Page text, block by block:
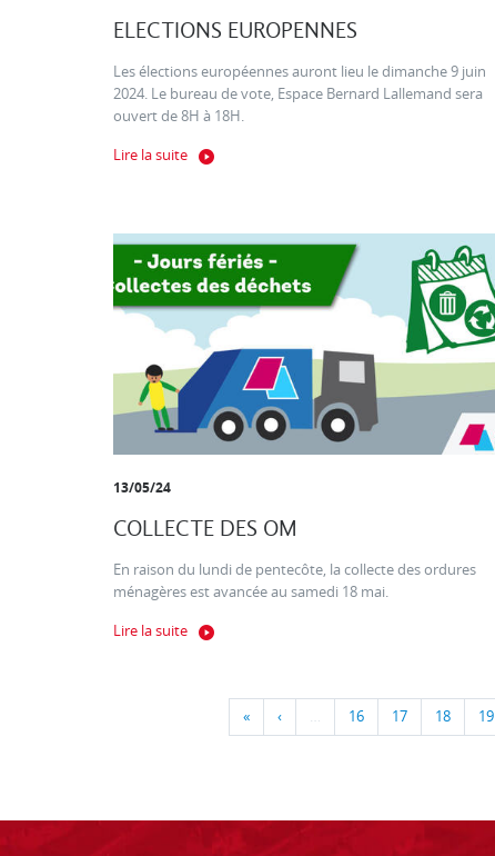
ELECTIONS EUROPENNES
Les élections européennes auront lieu le dimanche 9 juin
2024. Le bureau de vote, Espace Bernard Lallemand sera
ouvert de 8H à 18H.
Lire la suite
13/05/24
COLLECTE DES OM
En raison du lundi de pentecôte, la collecte des ordures
ménagères est avancée au samedi 18 mai.
Lire la suite
« ‹ … 16 17 18 19